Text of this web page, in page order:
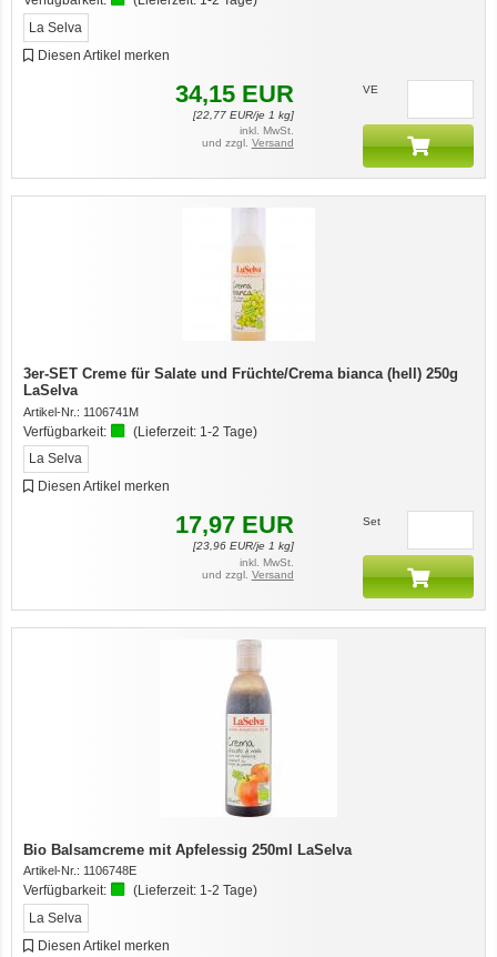
La Selva
Diesen Artikel merken
34,15 EUR
[22,77EUR/je 1 kg]
inkl. MwSt.
und zzgl. Versand
VE
3er-SET Creme für Salate und Früchte/Crema bianca (hell) 250g
LaSelva
Artikel-Nr.: 1106741M
Verfügbarkeit: (Lieferzeit: 1-2 Tage)
La Selva
Diesen Artikel merken
17,97 EUR
[23,96EUR/je 1 kg]
inkl. MwSt.
und zzgl. Versand
Set
Bio Balsamcreme mit Apfelessig 250ml LaSelva
Artikel-Nr.: 1106748E
Verfügbarkeit: (Lieferzeit: 1-2 Tage)
La Selva
Diesen Artikel merken